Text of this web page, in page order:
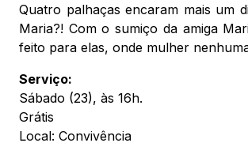
Quatro palhaças encaram mais um
Maria?! Com o sumiço da amiga
feito para elas, onde mulher
Serviço:
Sábado (23), às 16h.
Grátis
Local: Convivência